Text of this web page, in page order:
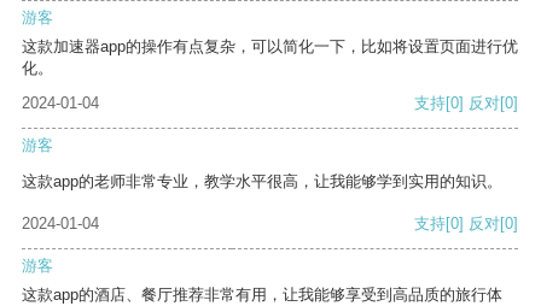
游客
这款加速器app的操作有点复杂，可以简化一下，比如将设置页面进行优
化。
2024-01-04
支持[0] 反对[0]
游客
这款app的老师非常专业，教学水平很高，让我能够学到实用的知识。
2024-01-04 支持[0] 反对[0]
游客
这款app的酒店、餐厅推荐非常有用，让我能够享受到高品质的旅行体